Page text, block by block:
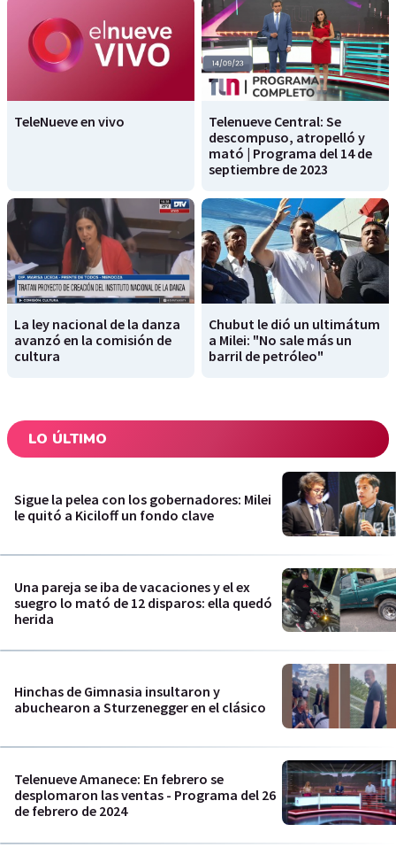
TeleNueve en vivo
Telenueve Central: Se
descompuso, atropelló y
mató | Programa del 14 de
septiembre de 2023
La ley nacional de la danza
avanzó en la comisión de
cultura
Chubut le dió un ultimátum
a Milei: "No sale más un
barril de petróleo"
LO ÚLTIMO
Sigue la pelea con los gobernadores: Milei
le quitó a Kiciloff un fondo clave
Una pareja se iba de vacaciones y el ex
suegro lo mató de 12 disparos: ella quedó
herida
Hinchas de Gimnasia insultaron y
abuchearon a Sturzenegger en el clásico
Telenueve Amanece: En febrero se
desplomaron las ventas - Programa del 26
de febrero de 2024